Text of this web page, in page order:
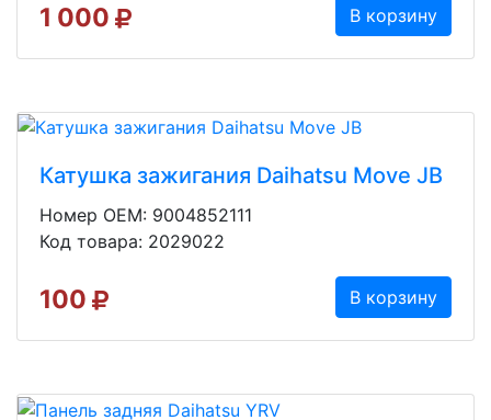
1 000 В корзину
Катушка зажигания Daihatsu Move JB
Номер OEM: 9004852111
Код товара: 2029022
100 В корзину